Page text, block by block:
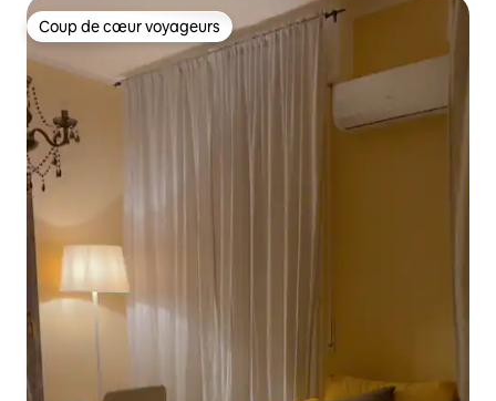
Coup de cœur voyageurs
Coup de cœur voyageurs